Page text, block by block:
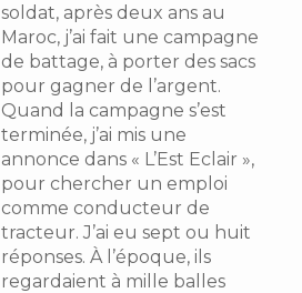
soldat, après deux ans au
Maroc, j’ai fait une campagne
de battage, à porter des sacs
pour gagner de l’argent.
Quand la campagne s’est
terminée, j’ai mis une
annonce dans « L’Est Eclair »,
pour chercher un emploi
comme conducteur de
tracteur. J’ai eu sept ou huit
réponses. À l’époque, ils
regardaient à mille balles